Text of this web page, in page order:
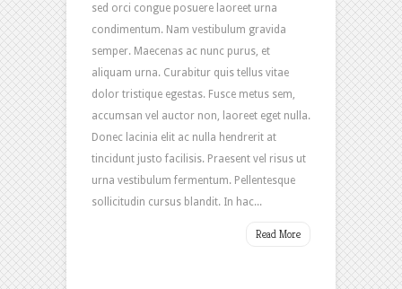
sed orci congue posuere laoreet urna
condimentum. Nam vestibulum gravida
semper. Maecenas ac nunc purus, et
aliquam urna. Curabitur quis tellus vitae
dolor tristique egestas. Fusce metus sem,
accumsan vel auctor non, laoreet eget nulla.
Donec lacinia elit ac nulla hendrerit at
tincidunt justo facilisis. Praesent vel risus ut
urna vestibulum fermentum. Pellentesque
sollicitudin cursus blandit. In hac...
Read More